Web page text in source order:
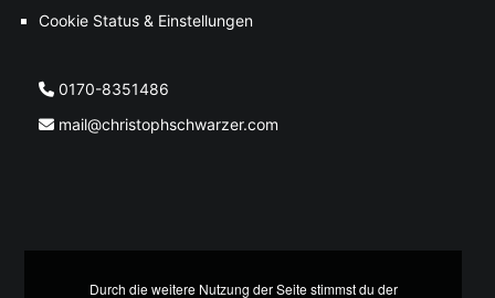
Cookie Status & Einstellungen
0170-8351486
mail@christophschwarzer.com
Durch die weitere Nutzung der Seite stimmst du der